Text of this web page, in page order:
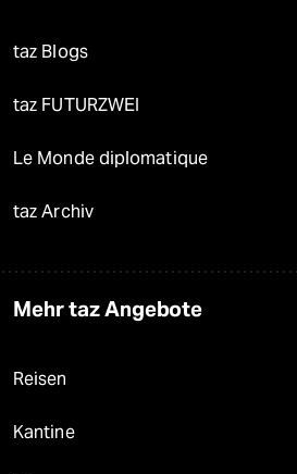
taz Blogs
taz FUTURZWEI
Le Monde diplomatique
taz Archiv
Mehr taz Angebote
Reisen
Kantine